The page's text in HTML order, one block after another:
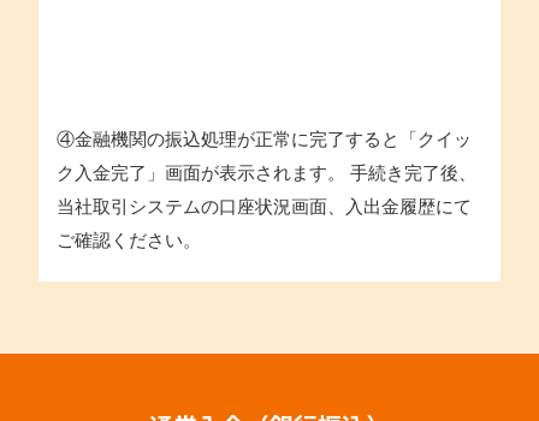
④金融機関の振込処理が正常に完了すると「クイッ
ク入金完了」画面が表示されます。 手続き完了後、
当社取引システムの口座状況画面、入出金履歴にて
ご確認ください。